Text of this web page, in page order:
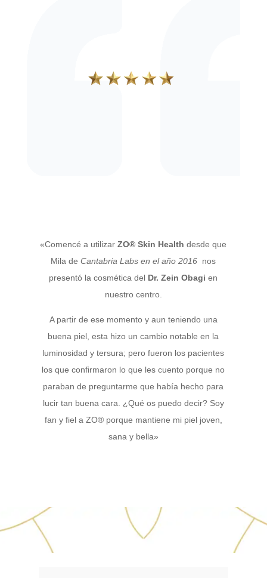
«Comencé a utilizarZO® Skin Health desde que
Mila deCantabria Labs en el año 2016 nos
presentó la cosmética del Dr. Zein Obagi en
nuestro centro.
A partir de ese momento y aun teniendo una
buena piel, esta hizo un cambio notable en la
luminosidad y tersura; pero fueron los pacientes
los que confirmaron lo que les cuento porque no
paraban de preguntarme que había hecho para
lucir tan buena cara. ¿Qué os puedo decir? Soy
fan y fiel a ZO® porque mantiene mi piel joven,
sana y bella»